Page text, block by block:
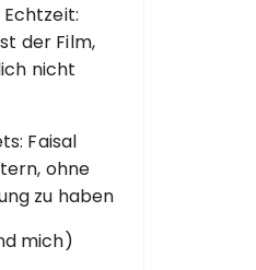
der Film,
nicht
Faisal
ohne
zu haben
mich)